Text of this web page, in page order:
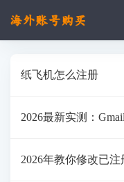
纸飞机怎么注册
2026最新实测：
2026年教你修改已